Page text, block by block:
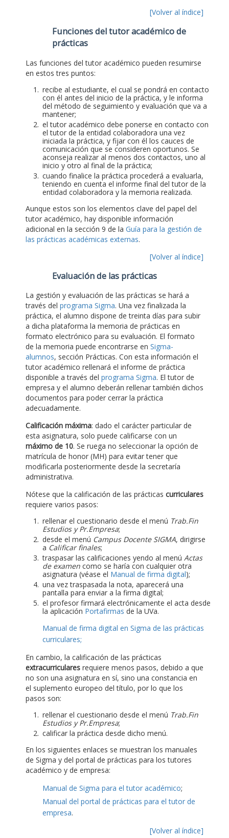
[Volver al índice]
Funciones del tutor académico de
prácticas
Las funciones del tutor académico pueden resumirse
en estos tres puntos:
recibe al estudiante, el cual se pondrá en contacto
con él antes del inicio de la práctica, y le informa
del método de seguimiento y evaluación que va a
mantener;
el tutor académico debe ponerse en contacto con
el tutor de la entidad colaboradora una vez
iniciada la práctica, y fijar con él los cauces de
comunicación que se consideren oportunos. Se
aconseja realizar al menos dos contactos, uno al
inicio y otro al final de la práctica;
cuando finalice la práctica procederá a evaluarla,
teniendo en cuenta el informe final del tutor de la
entidad colaboradora y la memoria realizada.
Aunque estos son los elementos clave del papel del
tutor académico, hay disponible información
adicional en la sección 9 de la Guía para la gestión de
las prácticas académicas externas.
[Volver al índice]
Evaluación de las prácticas
La gestión y evaluación de las prácticas se hará a
través del programa Sigma. Una vez finalizada la
práctica, el alumno dispone de treinta días para subir
a dicha plataforma la memoria de prácticas en
formato electrónico para su evaluación. El formato
de la memoria puede encontrarse en Sigma-
alumnos, sección Prácticas. Con esta información el
tutor académico rellenará el informe de práctica
disponible a través del programa Sigma. El tutor de
empresa y el alumno deberán rellenar también dichos
documentos para poder cerrar la práctica
adecuadamente.
Calificación máxima: dado el carácter particular de
esta asignatura, solo puede calificarse con un
máximo de 10. Se ruega no seleccionar la opción de
matrícula de honor (MH) para evitar tener que
modificarla posteriormente desde la secretaría
administrativa.
Nótese que la calificación de las prácticas curriculares
requiere varios pasos:
rellenar el cuestionario desde el menú Trab.Fin
Estudios y Pr.Empresa;
desde el menú Campus Docente SIGMA, dirigirse
a Calificar finales;
traspasar las calificaciones yendo al menú Actas
de examen como se haría con cualquier otra
asignatura (véase el Manual de firma digital);
una vez traspasada la nota, aparecerá una
pantalla para enviar a la firma digital;
el profesor firmará electrónicamente el acta desde
la aplicación Portafirmas de la UVa.
Manual de firma digital en Sigma de las prácticas
curriculares;
En cambio, la calificación de las prácticas
extracurriculares requiere menos pasos, debido a que
no son una asignatura en sí, sino una constancia en
el suplemento europeo del título, por lo que los
pasos son:
rellenar el cuestionario desde el menú Trab.Fin
Estudios y Pr.Empresa;
calificar la práctica desde dicho menú.
En los siguientes enlaces se muestran los manuales
de Sigma y del portal de prácticas para los tutores
académico y de empresa:
Manual de Sigma para el tutor académico;
Manual del portal de prácticas para el tutor de
empresa.
[Volver al índice]